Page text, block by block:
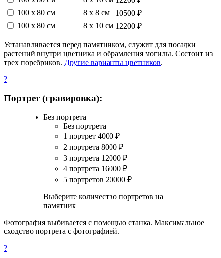
100 х 80 см
8 х 8 см
10500 ₽
100 х 80 см
8 х 10 см 12200 ₽
Устанавливается перед памятником, служит для посадки
растений внутри цветника и обрамления могилы. Состоит из
трех поребриков. Другие варианты цветников.
?
Портрет (гравировка):
Без портрета
Без портрета
1 портрет 4000 ₽
2 портрета 8000 ₽
3 портрета 12000 ₽
4 портрета 16000 ₽
5 портретов 20000 ₽
Выберите количество портретов на
памятник
Фотография выбивается с помощью станка. Максимальное
сходство портрета с фотографией.
?